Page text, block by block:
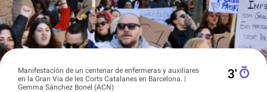
Manifestación de un centenar de enfermeras y auxiliares
en la Gran Via de les Corts Catalanes en Barcelona. |
Gemma Sánchez Bonel (ACN)
3′